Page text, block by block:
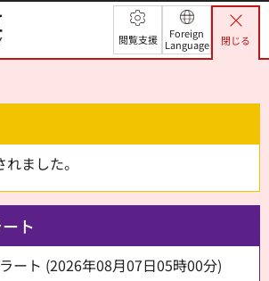
閲覧支援
Foreign
Language
閉じる
ました。
ト
ート (2026年08月07日05時00分)